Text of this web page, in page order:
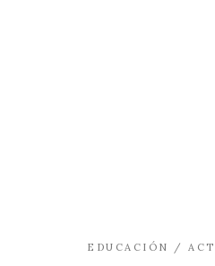
EDUCACIÓN /